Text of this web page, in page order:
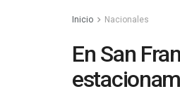
Inicio Nacionales
En San